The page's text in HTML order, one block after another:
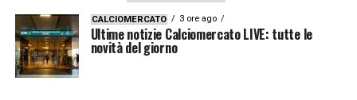
CALCIOMERCATO 3 ore ago
Ultime notizie Calciomercato LIVE: tutte le
novità del giorno